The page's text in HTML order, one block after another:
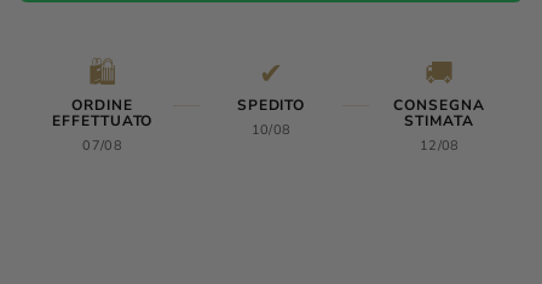
🛍️
ORDINE
EFFETTUATO
07/08
✔
SPEDITO
10/08
🚚
CONSEGNA
STIMATA
12/08